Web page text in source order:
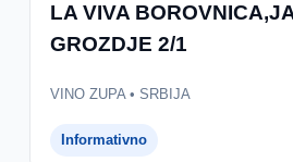
LA VIVA
GROZDJE 2/1
VINO ZUPA • SRBIJA
Informativno